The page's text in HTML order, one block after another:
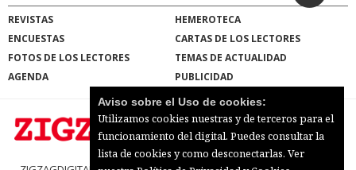
REVISTAS
HEMEROTECA
ENCUESTAS
CARTAS DE LOS LECTORES
FOTOS DE LOS LECTORES
TEMAS DE ACTUALIDAD
AGENDA
PUBLICIDAD
Aviso sobre el Uso de cookies:
Utilizamos cookies nuestras y de terceros para el
funcionamiento del digital. Puedes consultar la
lista de cookies y como desconectarlas. Ver